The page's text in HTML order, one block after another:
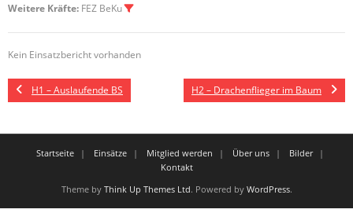
Weitere Kräfte: FEZ BeKu
Kein Einsatzbericht vorhanden
H1 – Auslaufende BS H2 – Drachenflieger im Baum
Startseite Einsätze Mitglied werden Über uns
Bilder
Kontakt
Theme by Think Up Themes Ltd. Powered by WordPress.